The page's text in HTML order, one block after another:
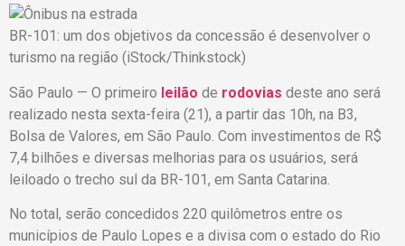
BR-101: um dos objetivos da concessão é desenvolver o
turismo na região (iStock/Thinkstock)
São Paulo — O primeiro leilão de rodovias deste ano será
realizado nesta sexta-feira (21), a partir das 10h, na B3,
Bolsa de Valores, em São Paulo. Com investimentos de R$
7,4 bilhões e diversas melhorias para os usuários, será
leiloado o trecho sul da BR-101, em Santa Catarina.
No total, serão concedidos 220 quilômetros entre os
municípios de Paulo Lopes e a divisa com o estado do Rio